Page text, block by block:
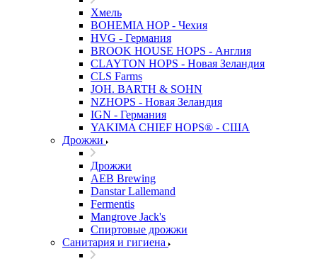
Хмель
BOHEMIA HOP - Чехия
HVG - Германия
BROOK HOUSE HOPS - Англия
CLAYTON HOPS - Новая Зеландия
CLS Farms
JOH. BARTH & SOHN
NZHOPS - Новая Зеландия
IGN - Германия
YAKIMA CHIEF HOPS® - США
Дрожжи
Дрожжи
AEB Brewing
Danstar Lallemand
Fermentis
Mangrove Jack's
Спиртовые дрожжи
Санитария и гигиена